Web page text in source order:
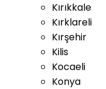
Kırıkkale
Kırklareli
Kırşehir
Kilis
Kocaeli
Konya